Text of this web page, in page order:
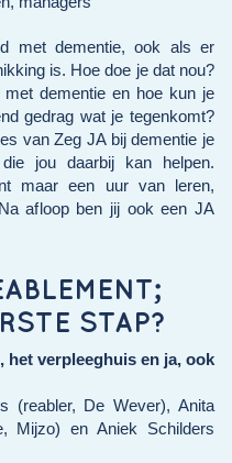
met dementie, ook als er
is. Hoe doe je dat nou?
dementie en hoe kun je
gedrag wat je tegenkomt?
van Zeg JA bij dementie je
jou daarbij kan helpen.
maar een uur van leren,
afloop ben jij ook een JA
STAP?
verpleeghuis en ja, ook
(reabler, De Wever), Anita
Mijzo) en Aniek Schilders